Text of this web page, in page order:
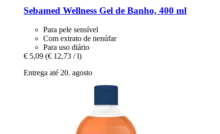
Sebamed Wellness Gel de Banho, 400 ml
Para pele sensível
Com extrato de nenúfar
Para uso diário
€ 5,09 (€ 12,73 / l)
Entrega até 20. agosto